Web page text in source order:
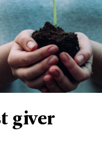
giver